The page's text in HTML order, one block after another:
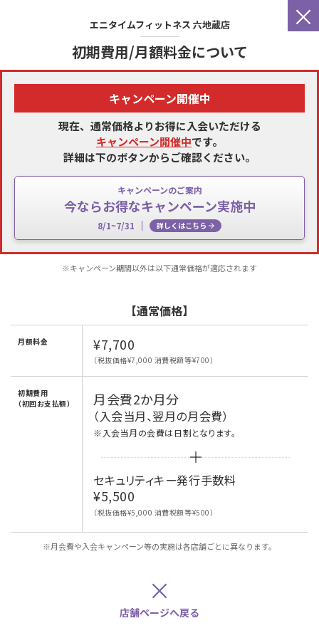
×
エニタイムフィットネス 六地蔵店
初期費用/月額料金について
キャンペーン開催中
現在、通常価格よりお得に入会いただける
キャンペーン開催中です。
詳細は下のボタンからご確認ください。
キャンペーンのご案内
今ならお得なキャンペーン実施中
8/1~7/31 詳しくはこちら
※キャンペーン期間以外は以下通常価格が適応されます
【通常価格】
月額料金 ¥7,700
（税抜価格¥7,000 消費税額等¥700）
初期費用
（初回お支払額）
月会費2か月分
（入会当月、翌月の月会費）
※入会当月の会費は日割となります。
セキュリティキー発行手数料
¥5,500
（税抜価格¥5,000 消費税額等¥500）
※月会費や入会キャンペーン等の実施は各店舗ごとに異なります。
×
店舗ページへ戻る